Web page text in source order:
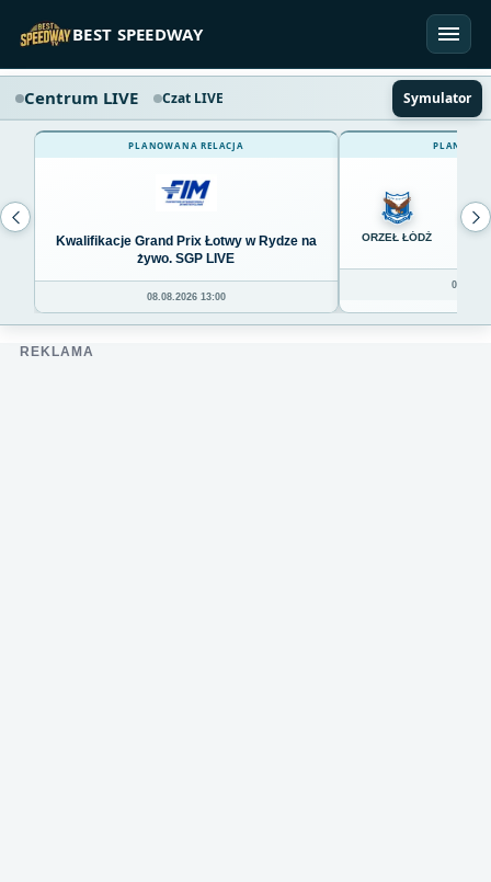
BEST SPEEDWAY
Centrum LIVE Czat LIVE Symulator
PLANOWANA RELACJA
Kwalifikacje Grand Prix Łotwy w Rydze na
żywo. SGP LIVE
08.08.2026 13:00
ORZEŁ ŁÓDŹ
0
REKLAMA